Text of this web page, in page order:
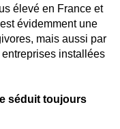
élevé en France et
évidemment une
mais aussi par
installées
séduit toujours